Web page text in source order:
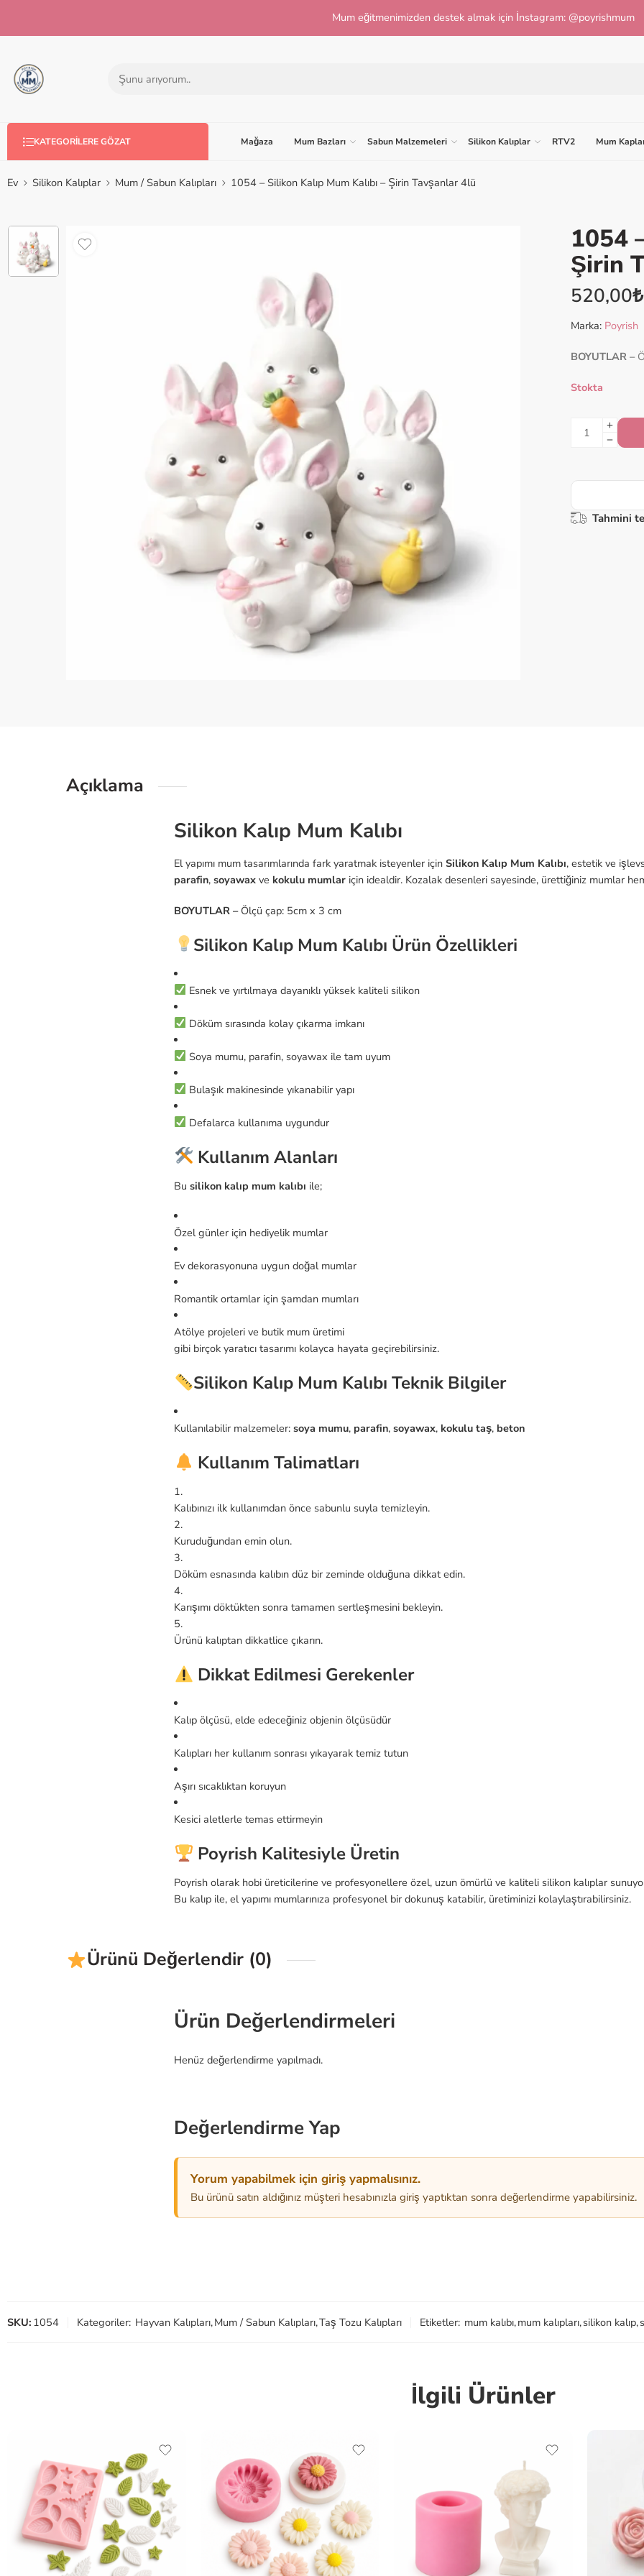
Mum eğitmenimizden destek almak için İnstagram: @poyrishmum
KATEGORILERE GÖZAT Mağaza Mum Bazları Sabun Malzemeleri Silikon Kalıplar RTV2 Mum
Ev Silikon Kalıplar Mum / Sabun Kalıpları 1054 – Silikon Kalıp Mum Kalıbı – Şirin Tavşanlar 4lü
1054
Şirin
520,00₺
Marka: Poyrish
BOYUTLAR –
Stokta
Tahmini
Açıklama
Silikon Kalıp Mum Kalıbı
El yapımı mum tasarımlarında fark yaratmak isteyenler için Silikon Kalıp Mum Kalıbı, estetik ve
parafin, soyawax ve kokulu mumlar için idealdir. Kozalak desenleri sayesinde, ürettiğiniz mumlar
BOYUTLAR –Ölçü çap: 5cm x 3 cm
Silikon Kalıp Mum Kalıbı Ürün Özellikleri
Esnek ve yırtılmaya dayanıklı yüksek kaliteli silikon
Döküm sırasında kolay çıkarma imkanı
Soya mumu, parafin, soyawax ile tam uyum
Bulaşık makinesinde yıkanabilir yapı
Defalarca kullanıma uygundur
Kullanım Alanları
Bu silikon kalıp mum kalıbı ile;
Özel günler için hediyelik mumlar
Ev dekorasyonuna uygun doğal mumlar
Romantik ortamlar için şamdan mumları
Atölye projeleri ve butik mum üretimi
gibi birçok yaratıcı tasarımı kolayca hayata geçirebilirsiniz.
Silikon Kalıp Mum Kalıbı Teknik Bilgiler
Kullanılabilir malzemeler: soya mumu, parafin, soyawax, kokulu taş, beton
Kullanım Talimatları
Kalıbınızı ilk kullanımdan önce sabunlu suyla temizleyin.
Kuruduğundan emin olun.
Döküm esnasında kalıbın düz bir zeminde olduğuna dikkat edin.
Karışımı döktükten sonra tamamen sertleşmesini bekleyin.
Ürünü kalıptan dikkatlice çıkarın.
Dikkat Edilmesi Gerekenler
Kalıp ölçüsü, elde edeceğiniz objenin ölçüsüdür
Kalıpları her kullanım sonrası yıkayarak temiz tutun
Aşırı sıcaklıktan koruyun
Kesici aletlerle temas ettirmeyin
Poyrish Kalitesiyle Üretin
Poyrish olarak hobi üreticilerine ve profesyonellere özel, uzun ömürlü ve kaliteli silikon kalıplar
Bu kalıp ile, el yapımı mumlarınıza profesyonel bir dokunuş katabilir, üretiminizi kolaylaştırabilirsiniz.
Ürünü Değerlendir (0)
Ürün Değerlendirmeleri
Henüz değerlendirme yapılmadı.
Değerlendirme Yap
Yorum yapabilmek için giriş yapmalısınız.
Bu ürünü satın aldığınız müşteri hesabınızla giriş yaptıktan sonra değerlendirme yapabilirsiniz.
SKU: 1054 Kategoriler: Hayvan Kalıpları,Mum / Sabun Kalıpları,Taş Tozu Kalıpları Etiketler: mum kalıbı,mum kalıpları,silikon kalıp,
İlgili Ürünler